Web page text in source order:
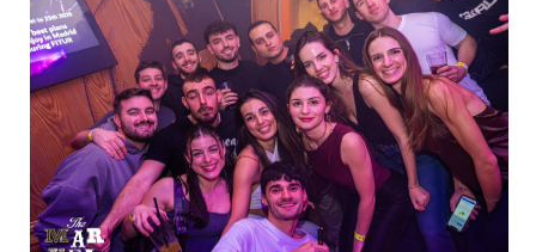
IMAGEN 5
de 60